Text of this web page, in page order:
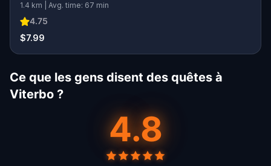
1.4 km | Avg. time: 67 min
4.75
$7.99
Ce que les gens disent des quêtes à
Viterbo ?
4.8